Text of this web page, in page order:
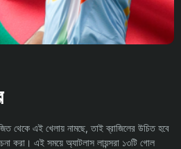
থেকে এই খেলায় নামছে, তাই ব্রাজিলের উচিত হবে
করা। এই সময়ে অ্যাটলাস লায়ন্সরা ১৩টি গোল